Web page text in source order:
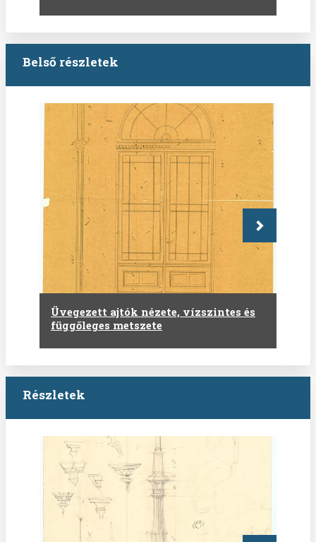
Belső részletek
Üvegezett ajtók nézete, vízszintes és
függőleges metszete
Következő
Részletek